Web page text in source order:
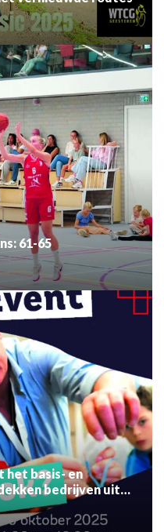
61-65
het basis- en
bedrijven uit